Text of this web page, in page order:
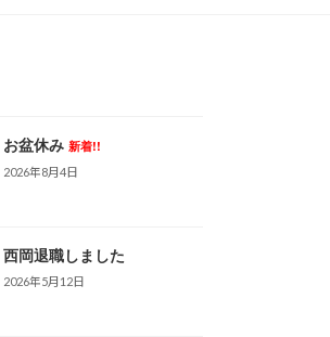
お盆休み 新着!!
2026年8月4日
西岡退職しました
2026年5月12日